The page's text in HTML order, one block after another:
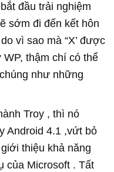
đầu trải nghiệm
sớm đi đến kết hôn
vì sao mà “X’ được
thậm chí có thể
như những
Troy , thì nó
Android 4.1 ,vứt bỏ
thiệu khả năng
của Microsoft . Tất